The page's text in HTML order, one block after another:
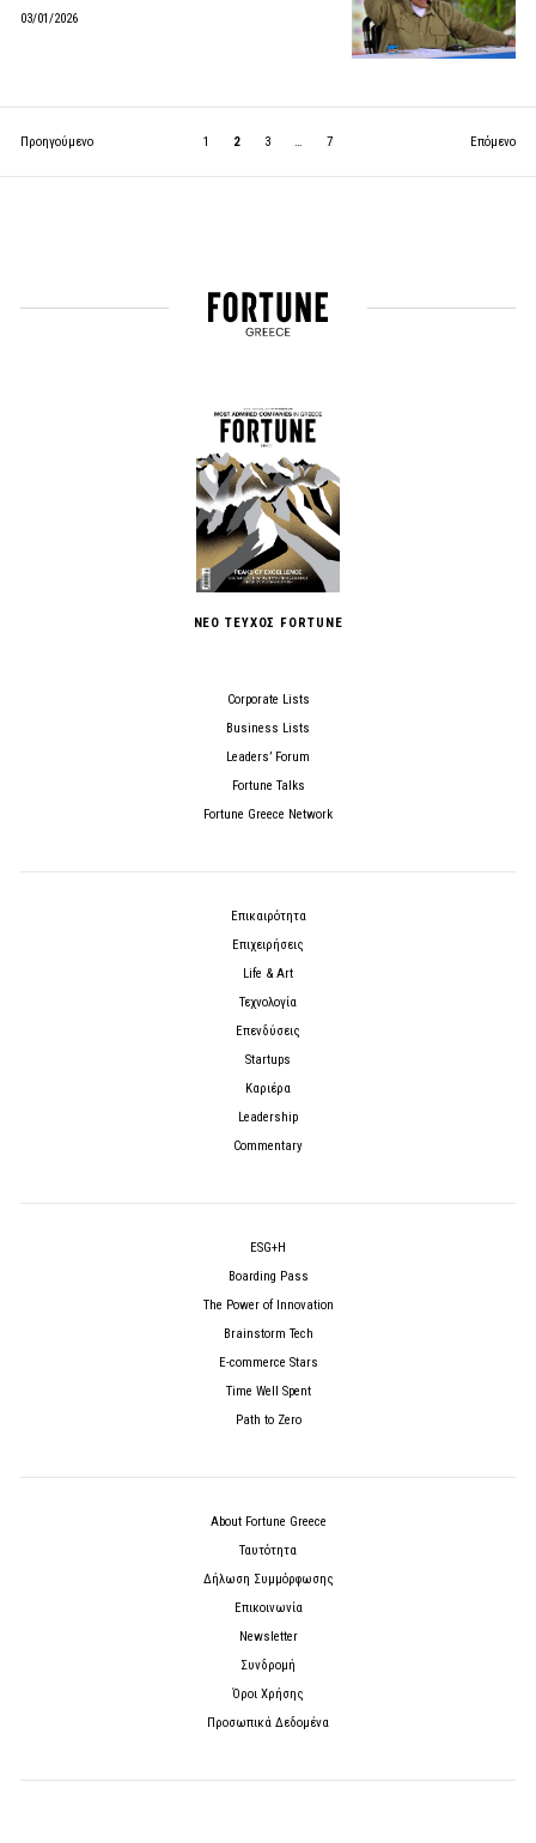
03/01/2026
Προηγούμενο 1 2 3 … 7 Επόμενο
ΝΕΟ ΤΕΥΧΟΣ FORTUNE
Corporate Lists
Business Lists
Leaders’ Forum
Fortune Talks
Fortune Greece Network
Επικαιρότητα
Επιχειρήσεις
Life & Art
Τεχνολογία
Επενδύσεις
Startups
Καριέρα
Leadership
Commentary
ESG+H
Boarding Pass
The Power of Innovation
Brainstorm Tech
E-commerce Stars
Time Well Spent
Path to Zero
About Fortune Greece
Ταυτότητα
Δήλωση Συμμόρφωσης
Επικοινωνία
Newsletter
Συνδρομή
Όροι Χρήσης
Προσωπικά Δεδομένα